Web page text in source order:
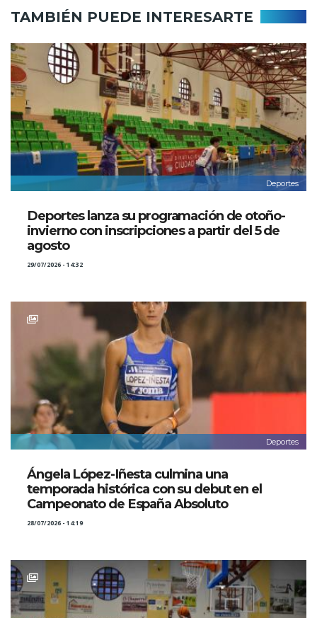
TAMBIÉN PUEDE INTERESARTE
Deportes
Deportes lanza su programación de otoño-
invierno con inscripciones a partir del 5 de
agosto
29/07/2026 - 14:32
Deportes
Ángela López-Iñesta culmina una
temporada histórica con su debut en el
Campeonato de España Absoluto
28/07/2026 - 14:19